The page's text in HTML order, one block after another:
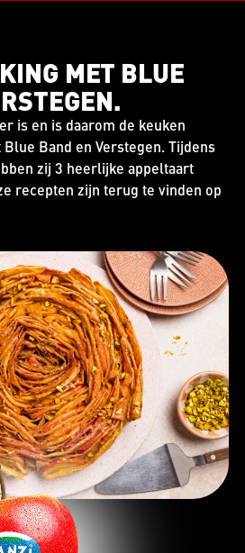
MET BLUE
is en is daarom de keuken
Band en Verstegen. Tijdens
zij 3 heerlijke appeltaart
recepten zijn terug te vinden op